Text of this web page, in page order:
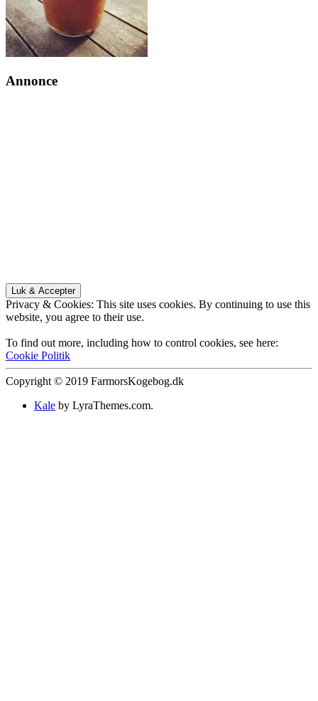
Annonce
Privacy & Cookies: This site uses cookies. By continuing to use this
website, you agree to their use.
To find out more, including how to control cookies, see here:
Cookie Politik
Copyright © 2019 FarmorsKogebog.dk
Kale by LyraThemes.com.